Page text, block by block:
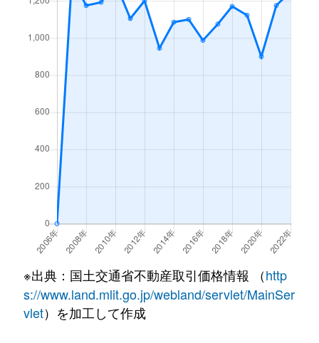
※出典：国土交通省不動産取引価格情報 （http
s://www.land.mlit.go.jp/webland/servlet/MainSer
vlet）を加工して作成